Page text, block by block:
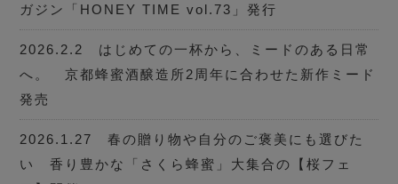
ガジン「HONEY TIME vol.73」発行
2026.2.2 はじめての一杯から、ミードのある日常
へ。 京都蜂蜜酒醸造所2周年に合わせた新作ミード
発売
2026.1.27 春の贈り物や自分のご褒美にも選びた
い 香り豊かな「さくら蜂蜜」大集合の【桜フェ